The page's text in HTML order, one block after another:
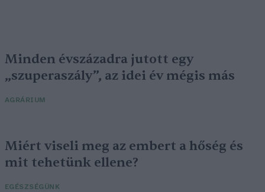
Minden évszázadra jutott egy
„szuperaszály”, az idei év mégis más
AGRÁRIUM
Miért viseli meg az embert a hőség és
mit tehetünk ellene?
EGÉSZSÉGÜNK